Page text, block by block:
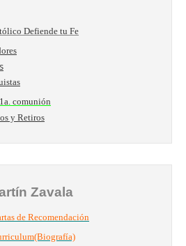
Defiende tu Fe
comunión
y Retiros
Zavala
de Recomendación